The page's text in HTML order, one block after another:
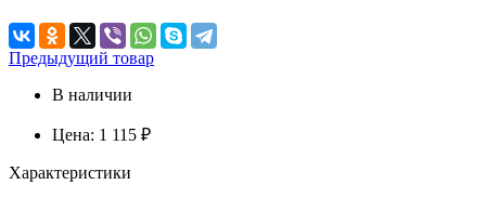
Предыдущий товар
В наличии
Цена: 1 115 ₽
Характеристики